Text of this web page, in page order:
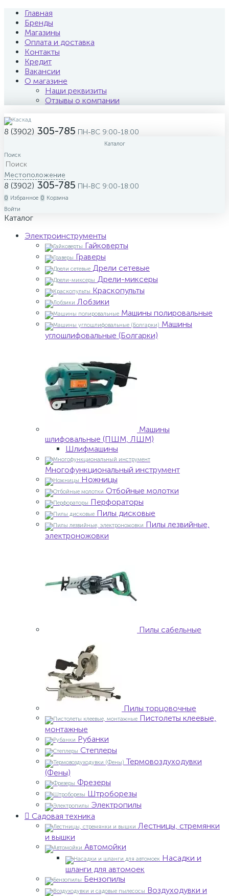
Главная
Бренды
Магазины
Оплата и доставка
Контакты
Кредит
Вакансии
О магазине
Наши реквизиты
Отзывы о компании
8 (3902) 305-785 ПН-ВС 9:00-18:00
Каталог
Поиск
Местоположение
8 (3902) 305-785 ПН-ВС 9:00-18:00
0 Избранное 0 Корзина
Войти
Каталог
Электроинструменты
Гайковерты
Граверы
Дрели сетевые
Дрели-миксеры
Краскопульты
Лобзики
Машины полировальные
Машины
углошлифовальные (Болгарки)
Машины
шлифовальные (ПШМ, ЛШМ)
Шлифмашины
Многофункциональный инструмент
Ножницы
Отбойные молотки
Перфораторы
Пилы дисковые
Пилы лезвийные,
электроножовки
Пилы сабельные
Пилы торцовочные
Пистолеты клеевые,
монтажные
Рубанки
Степлеры
Термовоздуходувки
(Фены)
Фрезеры
Штроборезы
Электропилы
Садовая техника
Лестницы, стремянки
и вышки
Автомойки
Насадки и
шланги для автомоек
Бензопилы
Воздуходувки и